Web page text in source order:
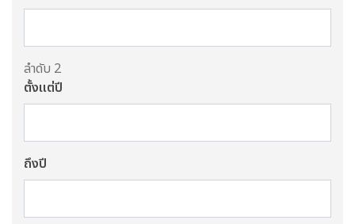
ลำดับ 2
ตั้งแต่ปี
ถึงปี